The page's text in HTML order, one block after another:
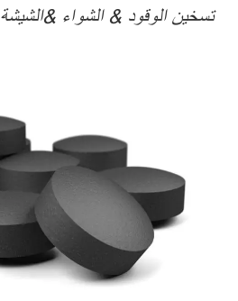
تسخين الوقود & الشواء &الشيشة